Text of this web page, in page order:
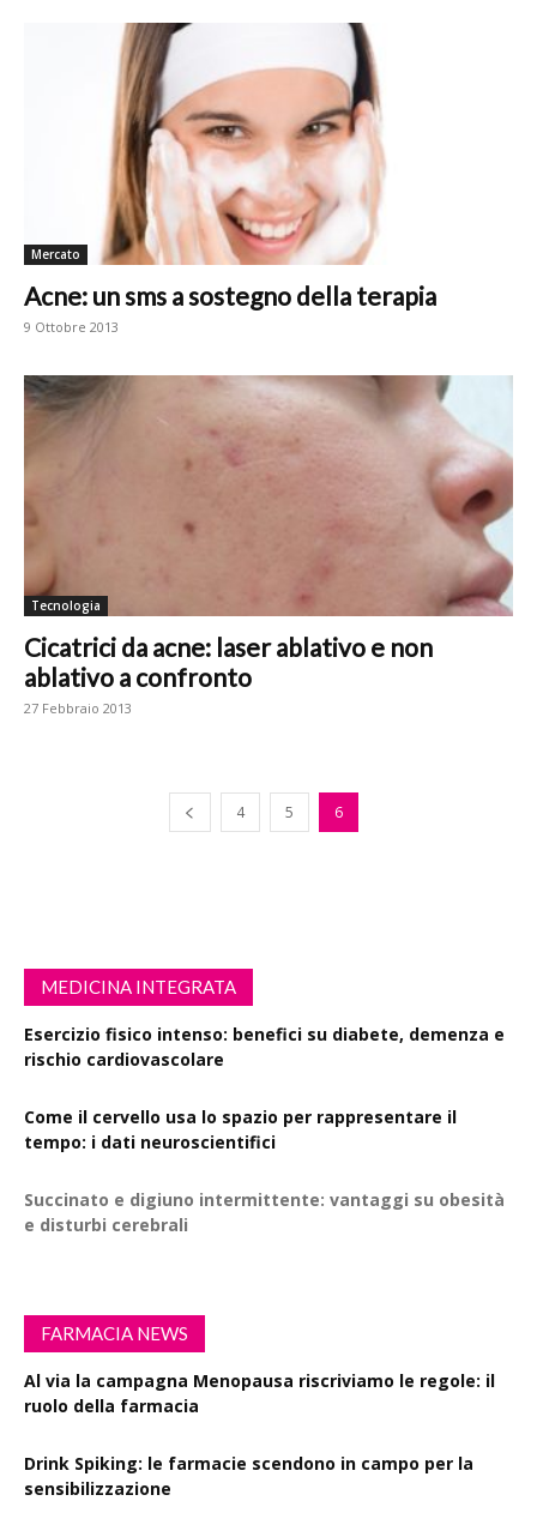
Mercato
Acne: un sms a sostegno della terapia
9 Ottobre 2013
Tecnologia
Cicatrici da acne: laser ablativo e non
ablativo a confronto
27 Febbraio 2013
4 5 6
MEDICINA INTEGRATA
Esercizio fisico intenso: benefici su diabete, demenza e
rischio cardiovascolare
Come il cervello usa lo spazio per rappresentare il
tempo: i dati neuroscientifici
Succinato e digiuno intermittente: vantaggi su obesità
e disturbi cerebrali
FARMACIA NEWS
Al via la campagna Menopausa riscriviamo le regole: il
ruolo della farmacia
Drink Spiking: le farmacie scendono in campo per la
sensibilizzazione